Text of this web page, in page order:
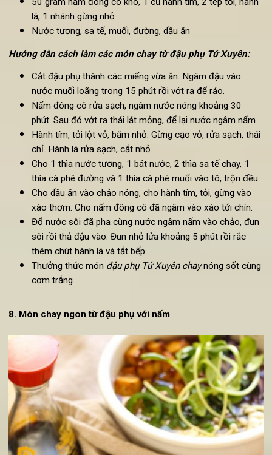
Đậu phụ tứ xuyên chay - món chay dễ làm từ đậu phụ mùa
Lan
Nguyên liệu:
4 bìa đậu hũ non
50 gram nấm đông cô khô, 1 củ hành tím, 2 tép tỏi, hành
lá, 1 nhánh gừng nhỏ
Hướng dẫn cách làm các món chay từ đậu phụ Tứ Xuyên:
Cắt đậu phụ thành các miếng vừa ăn. Ngâm đậu vào
nước muối loãng trong 15 phút rồi vớt ra để ráo.
Nấm đông cô rửa sạch, ngâm nước nóng khoảng 30
phút. Sau đó vớt ra thái lát mỏng, để lại nước ngâm nấm.
Hành tím, tỏi lột vỏ, băm nhỏ. Gừng cạo vỏ, rửa sạch,
chỉ. Hành lá rửa sạch, cắt nhỏ.
Cho 1 thìa nước tương, 1 bát nước, 2 thìa sa tế chay, 1
thìa cà phê đường và 1 thìa cà phê muối vào tô, trộn